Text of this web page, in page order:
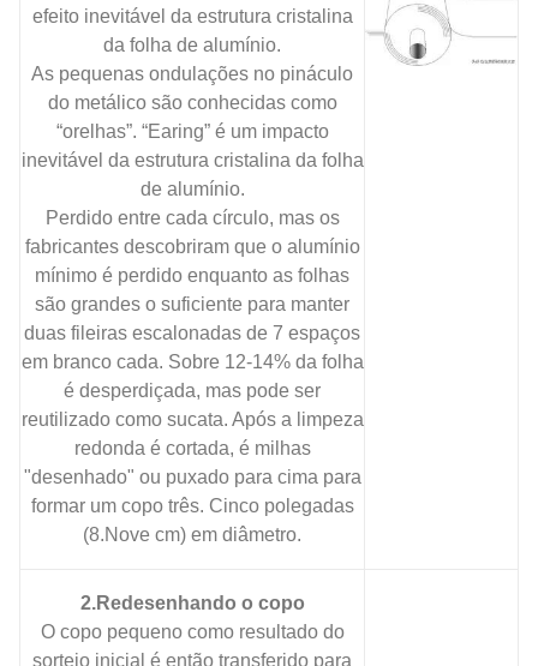
efeito inevitável da estrutura cristalina
da folha de alumínio.
As pequenas ondulações no pináculo
do metálico são conhecidas como
“orelhas”. “Earing” é um impacto
inevitável da estrutura cristalina da folha
de alumínio.
Perdido entre cada círculo, mas os
fabricantes descobriram que o alumínio
mínimo é perdido enquanto as folhas
são grandes o suficiente para manter
duas fileiras escalonadas de 7 espaços
em branco cada. Sobre 12-14% da folha
é desperdiçada, mas pode ser
reutilizado como sucata. Após a limpeza
redonda é cortada, é milhas
"desenhado" ou puxado para cima para
formar um copo três. Cinco polegadas
(8.Nove cm) em diâmetro.
2.Redesenhando o copo
O copo pequeno como resultado do
sorteio inicial é então transferido para